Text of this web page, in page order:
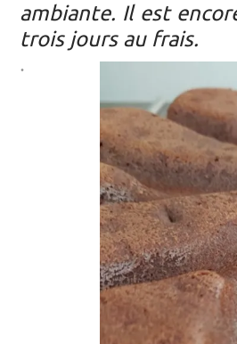
ambiante. Il est
trois jours au frais.